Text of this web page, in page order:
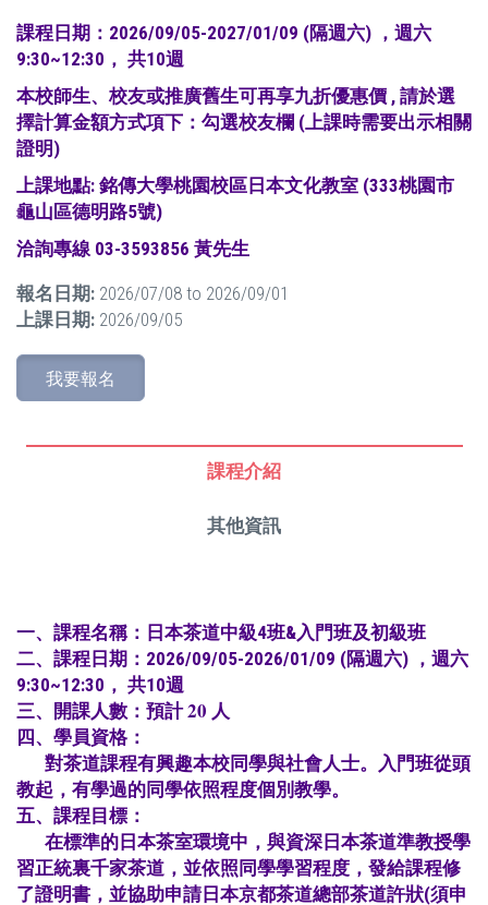
課程日期：2026/09/05-2027/01/09 (隔週六) ，週六
9:30~12:30， 共10週
本校師生、校友或推廣舊生可再享九折優惠價 , 請於選
擇計算金額方式項下：勾選校友欄 (上課時需要出示相關
證明)
上課地點: 銘傳大學桃園校區日本文化教室 (333桃園市
龜山區德明路5號)
洽詢專線 03-3593856 黃先生
報名日期: 2026/07/08 to 2026/09/01
上課日期: 2026/09/05
我要報名
課程介紹
其他資訊
一、課程名稱： 日本茶道中級4班&入門班及初級班
二、課程日期： 2026/09/05-2026/01/09 (隔週六) ，週六
9:30~12:30， 共10週
三、開課人數：預計 20 人
四、學員資格：
對茶道課程有興趣本校同學與社會人士。入門班從頭
教起，有學過的同學依照程度個別教學。
五、課程目標 ：
在標準的日本茶室環境中，與資深日本茶道準教授學
習正統裏千家茶道，並依照同學學習程度，發給課程修
了證明書，並協助申請日本京都茶道總部茶道許狀(須申